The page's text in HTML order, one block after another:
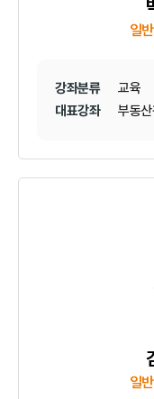
일
강좌분류
교육
대표강좌
부동
일